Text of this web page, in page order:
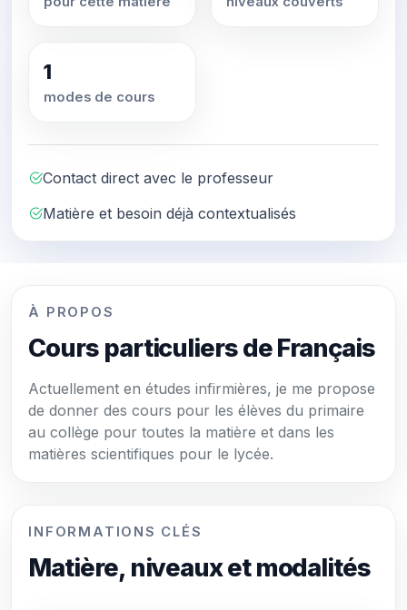
1
modes de cours
Contact direct avec le professeur
Matière et besoin déjà contextualisés
À PROPOS
Cours particuliers de Français
Actuellement en études infirmières, je me propose
de donner des cours pour les élèves du primaire
au collège pour toutes la matière et dans les
matières scientifiques pour le lycée.
INFORMATIONS CLÉS
Matière, niveaux et modalités